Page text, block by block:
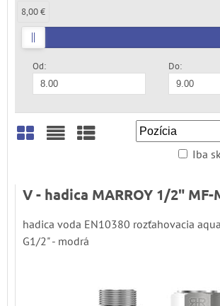
Od: Do:
8,00 €
Iba
V - hadica MARROY 1/2" MF-
hadica voda EN10380 rozťahovacia
G1/2" - modrá